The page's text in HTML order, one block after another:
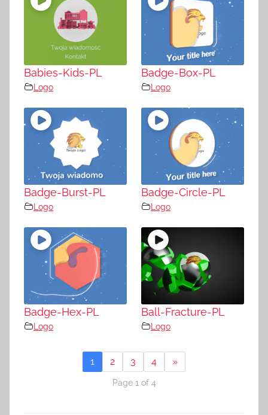
Babies-Kids-PL
Logo
Badge-Box-PL
Logo
Badge-Burst-PL
Logo
Badge-Circle-PL
Logo
Badge-Hex-PL
Logo
Ball-Fracture-PL
Logo
1 2 3 4 »
Page 1 of 4